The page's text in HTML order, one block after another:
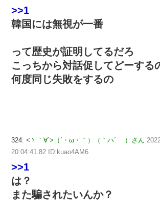
>>1
韓国には無視が一番
って歴史が証明してるだろ
こっちから対話促してどーする
何度同じ失敗をするの
324: <丶｀∀´>（´・ω・｀）（｀ハ´ ）さん
20:04:41.82 ID:kuao4AM6
>>1
は？
また騙されたいんか？